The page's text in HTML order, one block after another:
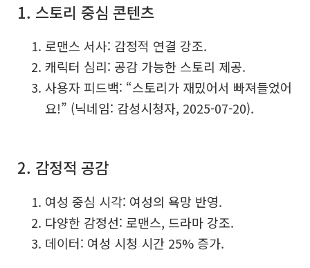
1. 스토리 중심 콘텐츠
로맨스 서사: 감정적 연결 강조.
캐릭터 심리: 공감 가능한 스토리 제공.
사용자 피드백: “스토리가 재밌어서 빠져들었어
요!” (닉네임: 감성시청자, 2025-07-20).
2. 감정적 공감
여성 중심 시각: 여성의 욕망 반영.
다양한 감정선: 로맨스, 드라마 강조.
데이터: 여성 시청 시간 25% 증가.